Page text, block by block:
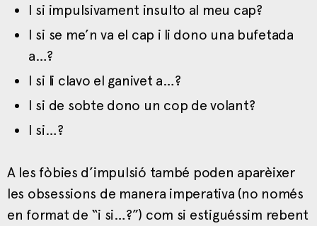
I si impulsivament insulto al meu cap?
I si se me’n va el cap i li dono una bufetada
a…?
I si li clavo el ganivet a…?
I si de sobte dono un cop de volant?
I si…?
A les fòbies d’impulsió també poden aparèixer
les obsessions de manera imperativa (no només
en format de “i si…?”) com si estiguéssim rebent